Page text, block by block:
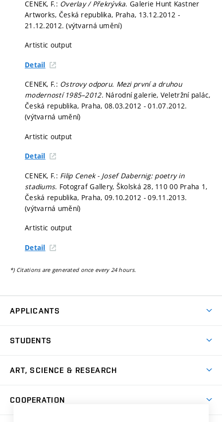
CENEK, F.: Overlay / Překrývka. Galerie Hunt Kastner
Artworks, Česká republika, Praha, 13.12.2012 -
21.12.2012. (výtvarná umění)
Artistic output
Detail
CENEK, F.: Ostrovy odporu. Mezi první a druhou
moderností 1985–2012. Národní galerie, Veletržní palác,
Česká republika, Praha, 08.03.2012 - 01.07.2012.
(výtvarná umění)
Artistic output
Detail
CENEK, F.: Filip Cenek - Josef Dabernig: poetry in
stadiums. Fotograf Gallery, Školská 28, 110 00 Praha 1,
Česká republika, Praha, 09.10.2012 - 09.11.2013.
(výtvarná umění)
Artistic output
Detail
*) Citations are generated once every 24 hours.
APPLICANTS
Master’s Studies in English
Postdoctoral Programme
STUDENTS
Academic Year
Courses
ART, SCIENCE & RESEARCH
COOPERATION